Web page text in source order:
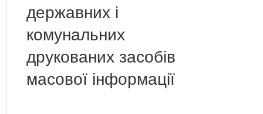
державних і
комунальних
друкованих засобів
масової інформації